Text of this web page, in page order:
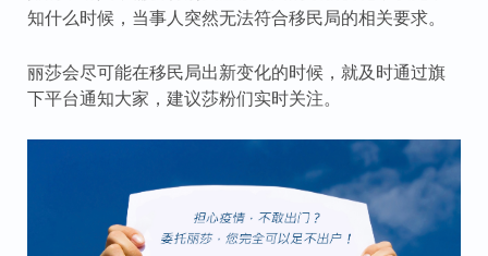
知什么时候，当事人突然无法符合移民局的相关要求。
丽莎会尽可能在移民局出新变化的时候，就及时通过旗
下平台通知大家，建议莎粉们实时关注。